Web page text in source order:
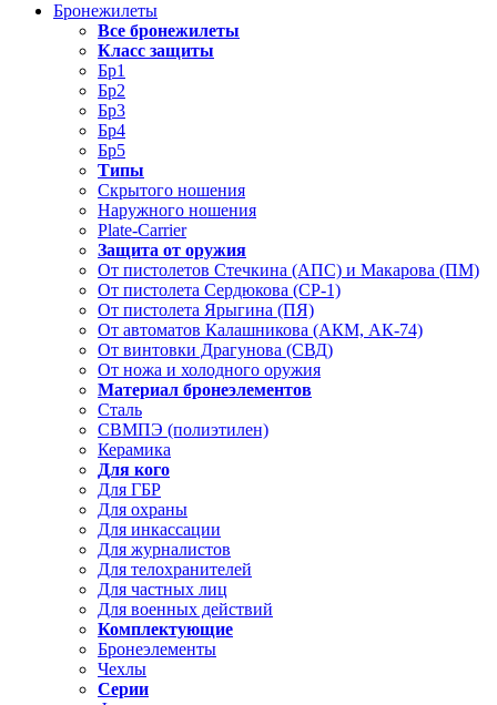
Бронежилеты
Все бронежилеты
Класс защиты
Бр1
Бр2
Бр3
Бр4
Бр5
Типы
Скрытого ношения
Наружного ношения
Plate-Carrier
Защита от оружия
От пистолетов Стечкина (АПС) и Макарова (ПМ)
От пистолета Сердюкова (СР-1)
От пистолета Ярыгина (ПЯ)
От автоматов Калашникова (АКМ, АК-74)
От винтовки Драгунова (СВД)
От ножа и холодного оружия
Материал бронеэлементов
Сталь
СВМПЭ (полиэтилен)
Керамика
Для кого
Для ГБР
Для охраны
Для инкассации
Для журналистов
Для телохранителей
Для частных лиц
Для военных действий
Комплектующие
Бронеэлементы
Чехлы
Серии